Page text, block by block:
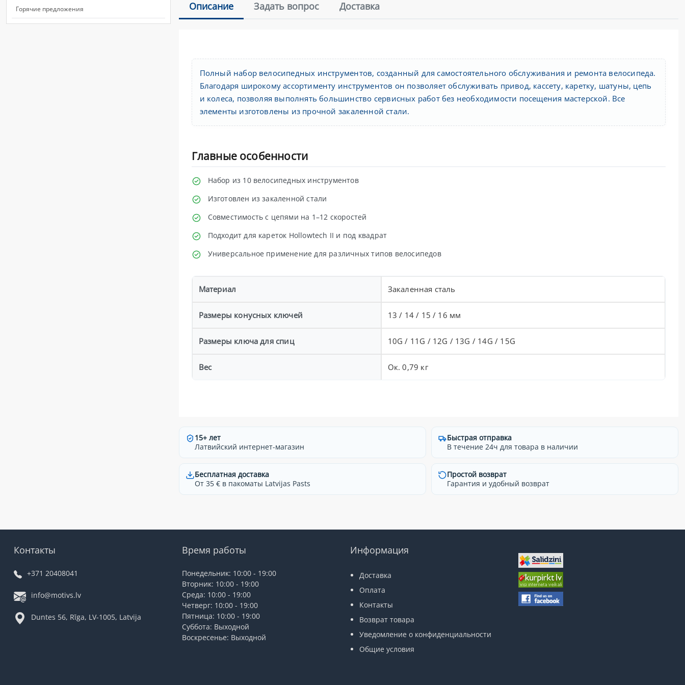
Горячие предложения Описание Задать вопрос Доставка
Полный набор велосипедных инструментов, созданный для самостоятельного обслуживания и ремонта велосипеда.
Благодаря широкому ассортименту инструментов он позволяет обслуживать привод, кассету, каретку, шатуны, цепь
и колеса, позволяя выполнять большинство сервисных работ без необходимости посещения мастерской. Все
элементы изготовлены из прочной закаленной стали.
Главные особенности
Набор из 10 велосипедных инструментов
Изготовлен из закаленной стали
Совместимость с цепями на 1–12 скоростей
Подходит для кареток Hollowtech II и под квадрат
Универсальное применение для различных типов велосипедов
Материал Закаленная сталь
Размеры конусных ключей 13 / 14 / 15 / 16 мм
Размеры ключа для спиц 10G / 11G / 12G / 13G / 14G / 15G
Вес Ок. 0,79 кг
15+ лет
Латвийский интернет-магазин
Быстрая отправка
В течение 24ч для товара в наличии
Бесплатная доставка
От 35 € в пакоматы Latvijas Pasts
Простой возврат
Гарантия и удобный возврат
Контакты
+371 20408041
info@motivs.lv
Duntes 56, Rīga, LV-1005, Latvija
Время работы
Понедельник: 10:00 - 19:00
Вторник: 10:00 - 19:00
Среда: 10:00 - 19:00
Четверг: 10:00 - 19:00
Пятница: 10:00 - 19:00
Суббота: Выходной
Воскресенье: Выходной
Информация
Доставка
Оплата
Контакты
Возврат товара
Уведомление о конфиденциальности
Общие условия